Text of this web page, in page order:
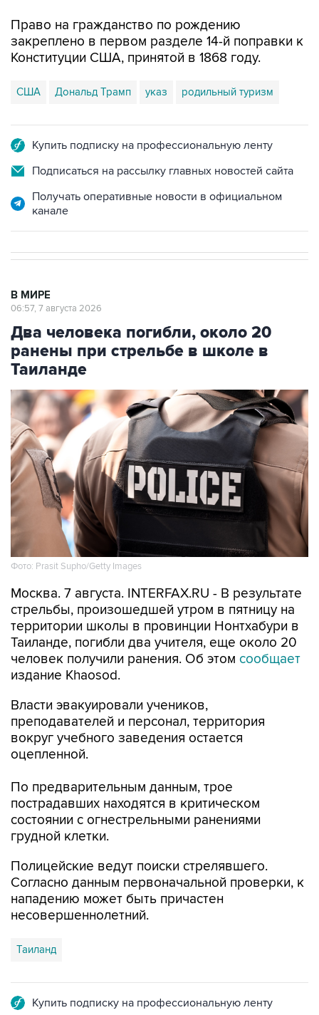
Право на гражданство по рождению
закреплено в первом разделе 14-й поправки к
Конституции США, принятой в 1868 году.
США Дональд Трамп указ родильный туризм
Купить подписку на профессиональную ленту
Подписаться на рассылку главных новостей сайта
Получать оперативные новости в официальном
канале
В МИРЕ
06:57, 7 августа 2026
Два человека погибли, около 20
ранены при стрельбе в школе в
Таиланде
Фото: Prasit Supho/Getty Images
Москва. 7 августа. INTERFAX.RU - В результате
стрельбы, произошедшей утром в пятницу на
территории школы в провинции Нонтхабури в
Таиланде, погибли два учителя, еще около 20
человек получили ранения. Об этом сообщает
издание Khaosod.
Власти эвакуировали учеников,
преподавателей и персонал, территория
вокруг учебного заведения остается
оцепленной.
По предварительным данным, трое
пострадавших находятся в критическом
состоянии с огнестрельными ранениями
грудной клетки.
Полицейские ведут поиски стрелявшего.
Согласно данным первоначальной проверки, к
нападению может быть причастен
несовершеннолетний.
Таиланд
Купить подписку на профессиональную ленту